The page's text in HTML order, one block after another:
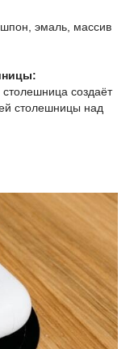
эмаль, массив
создаёт
столешницы над